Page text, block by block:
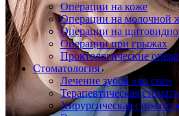
Операции на коже
Операции на молочной
Операции на
Операции при грыжах
Проктологические
Стоматология
Лечение зубов «во сне»
Терапевтическая
Хирургическая